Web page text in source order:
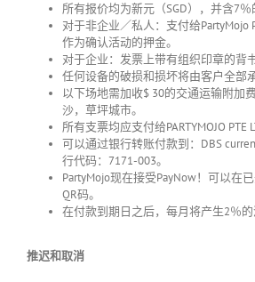
所有报价均为新元（SGD），并含7％
对于非企业／私人：支付给PartyMojo
作为确认活动的押金。
对于企业：发票上带有组织印章的背
任何设备的破损和损坏将由客户全部承
以下场地需加收$ 30的交通运输附加
沙，草坪城市。
所有支票均应支付给PARTYMOJO PTE
可以通过银行转账付款到： DBS
行代码： 7171-003。
PartyMojo现在接受PayNow！可以在
QR码。
在付款到期日之后，每月将产生2％的
推迟和取消